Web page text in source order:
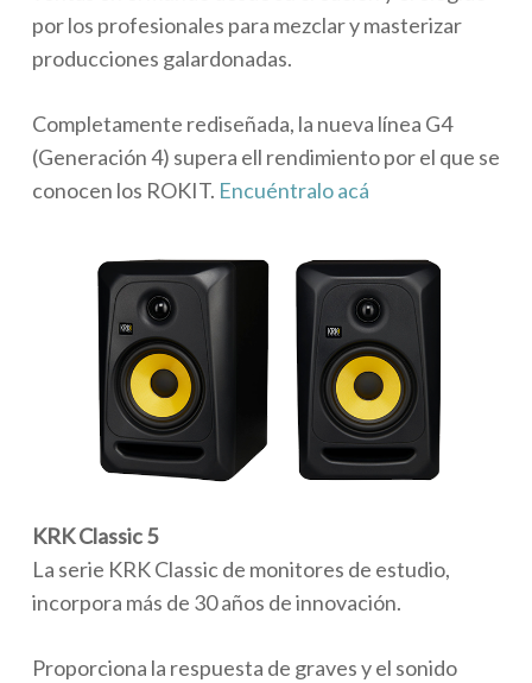
por los profesionales para mezclar y masterizar
producciones galardonadas.
Completamente rediseñada, la nueva línea G4
(Generación 4) supera ell rendimiento por el que se
conocen los ROKIT. Encuéntralo acá
KRK Classic 5
La serie KRK Classic de monitores de estudio,
incorpora más de 30 años de innovación.
Proporciona la respuesta de graves y el sonido